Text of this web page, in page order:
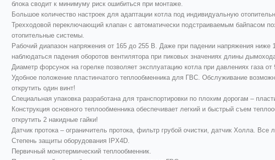
блока сводит к минимуму риск ошибиться при монтаже.
Большое количество настроек для адаптации котла под индивидуальную
Трехходовой переключающий клапан с автоматически подстраиваемым байпасом
отопительные системы.
Рабочий диапазон напряжения от 165 до 255 В. Даже при падении напряжения ниже
наблюдаться падения оборотов вентилятора при пиковых значениях длины
Диаметр форсунок на горелке позволяет эксплуатацию котла при давлениях газа
Удобное положение пластинчатого теплообменника для ГВС. Обслуживание
открутить один винт!
Специальная упаковка разработана для транспортировки по плохим дорогам –
Конструкция основного теплообменника обеспечивает легкий и быстрый съем
открутить 2 накидные гайки!
Датчик протока – ограничитель протока, фильтр грубой очистки, датчик Холла. Все
Степень защиты оборудования IPX4D.
Первичный монотермический теплообменник.